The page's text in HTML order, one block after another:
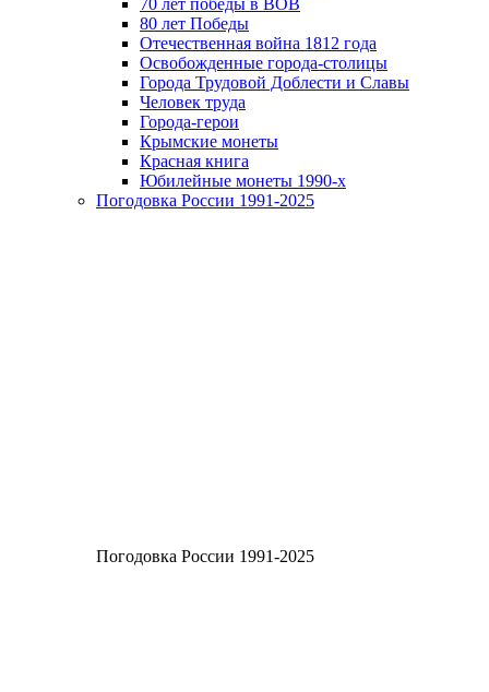
70 лет победы в ВОВ
80 лет Победы
Отечественная война 1812 года
Освобожденные города-столицы
Города Трудовой Доблести и Славы
Человек труда
Города-герои
Крымские монеты
Красная книга
Юбилейные монеты 1990-х
Погодовка России 1991-2025
Погодовка России 1991-2025